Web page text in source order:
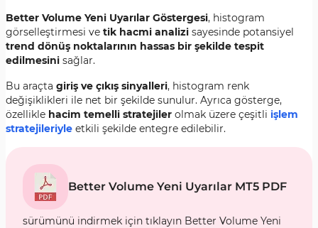
Better Volume Yeni Uyarılar Göstergesi, histogram
görselleştirmesi ve tik hacmi analizi sayesinde potansiyel
trend dönüş noktalarının hassas bir şekilde tespit
edilmesini sağlar.
Bu araçta giriş ve çıkış sinyalleri, histogram renk
değişiklikleri ile net bir şekilde sunulur. Ayrıca gösterge,
özellikle hacim temelli stratejiler olmak üzere çeşitli işlem
stratejileriyle etkili şekilde entegre edilebilir.
Better Volume Yeni Uyarılar MT5 PDF
sürümünü indirmek için tıklayın Better Volume Yeni